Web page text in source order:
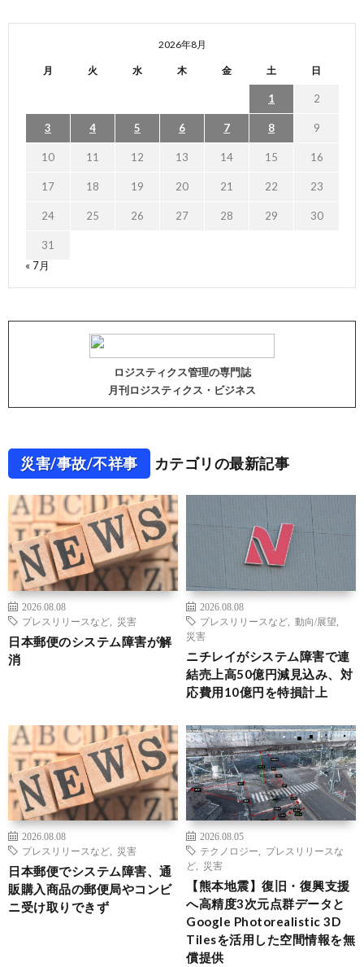
2026年8月
月 火 水 木 金 土 日
1 2
3 4 5 6 7 8 9
10 11 12 13 14 15 16
17 18 19 20 21 22 23
24 25 26 27 28 29 30
31
« 7月
ロジスティクス管理の専門誌
月刊ロジスティクス・ビジネス
災害/事故/不祥事 カテゴリの最新記事
2026.08.08
プレスリリースなど
災害
日本郵便のシステム障害が解
消
2026.08.08
プレスリリースなど
動向/展望
災害
ニチレイがシステム障害で連
結売上高50億円減見込み、対
応費用10億円を特損計上
2026.08.08
プレスリリースなど
災害
日本郵便でシステム障害、通
販購入商品の郵便局やコンビ
ニ受け取りできず
2026.08.05
テクノロジー
プレスリリースな
ど
災害
【熊本地震】復旧・復興支援
へ高精度3次元点群データと
Google Photorealistic 3D
Tilesを活用した空間情報を無
償提供